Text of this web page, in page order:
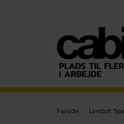
Forside Lovstof: